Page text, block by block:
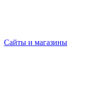
Сайты и магазины